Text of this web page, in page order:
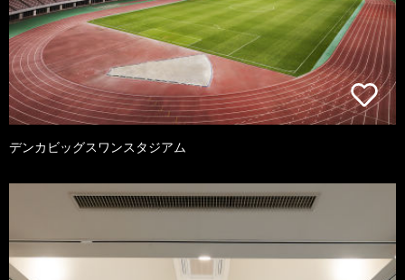
デンカビッグスワンスタジアム